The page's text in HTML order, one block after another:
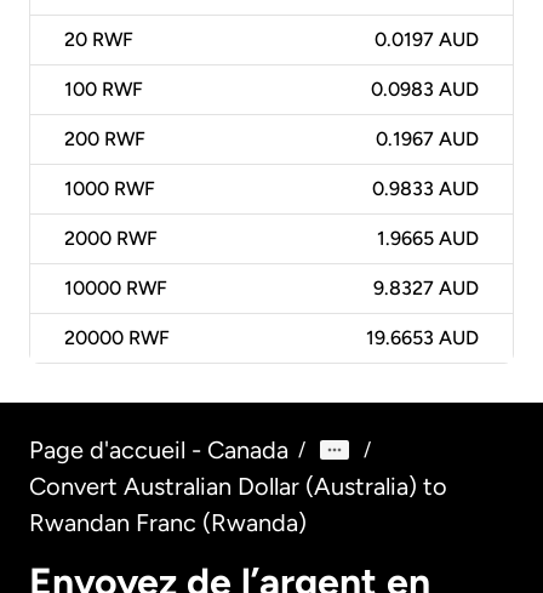
20 RWF 0.0197 AUD
100 RWF 0.0983 AUD
200 RWF 0.1967 AUD
1000 RWF 0.9833 AUD
2000 RWF 1.9665 AUD
10000 RWF 9.8327 AUD
20000 RWF 19.6653 AUD
Page d'accueil - Canada / /
Convert Australian Dollar (Australia) to
Rwandan Franc (Rwanda)
Envoyez de l’argent en